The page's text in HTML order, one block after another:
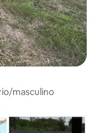
masculino